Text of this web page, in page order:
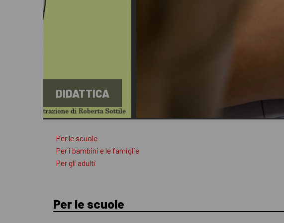
DIDATTICA
Per le scuole
Per i bambini e le famiglie
Per gli adulti
Per le scuole